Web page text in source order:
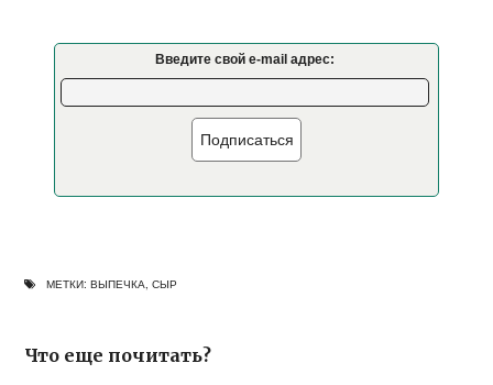
Введите свой e-mail адрес:
Подписаться
МЕТКИ:ВЫПЕЧКА,СЫР
Что еще почитать?